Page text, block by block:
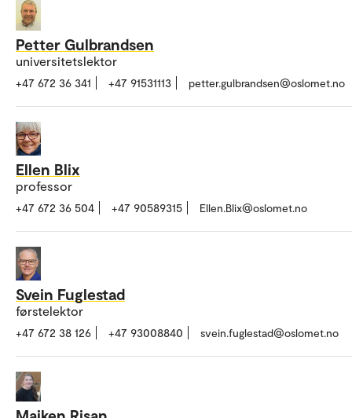
Petter Gulbrandsen
universitetslektor
+47 672 36 341 +47 91531113 petter.gulbrandsen@oslomet.no
Ellen Blix
professor
+47 672 36 504 +47 90589315 Ellen.Blix@oslomet.no
Svein Fuglestad
førstelektor
+47 672 38 126 +47 93008840 svein.fuglestad@oslomet.no